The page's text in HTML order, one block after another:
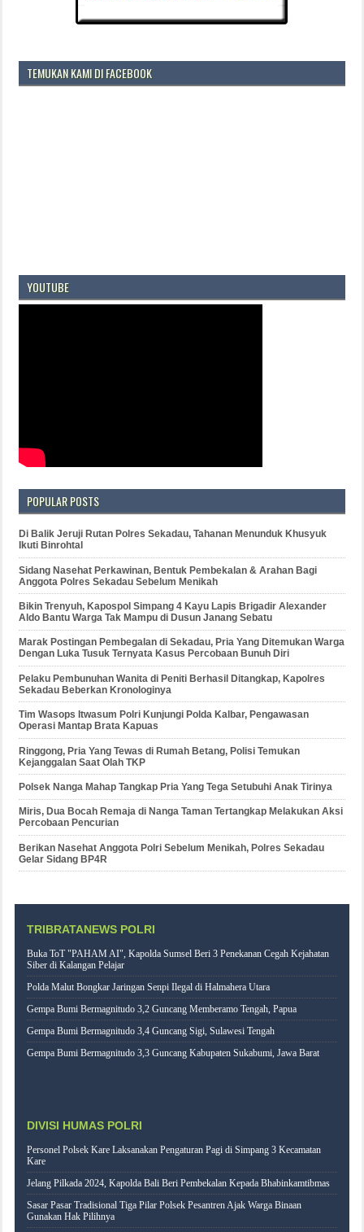
TEMUKAN KAMI DI FACEBOOK
YOUTUBE
POPULAR POSTS
Di Balik Jeruji Rutan Polres Sekadau, Tahanan Menunduk Khusyuk
Ikuti Binrohtal
Sidang Nasehat Perkawinan, Bentuk Pembekalan & Arahan Bagi
Anggota Polres Sekadau Sebelum Menikah
Bikin Trenyuh, Kapospol Simpang 4 Kayu Lapis Brigadir Alexander
Aldo Bantu Warga Tak Mampu di Dusun Janang Sebatu
Marak Postingan Pembegalan di Sekadau, Pria Yang Ditemukan Warga
Dengan Luka Tusuk Ternyata Kasus Percobaan Bunuh Diri
Pelaku Pembunuhan Wanita di Peniti Berhasil Ditangkap, Kapolres
Sekadau Beberkan Kronologinya
Tim Wasops Itwasum Polri Kunjungi Polda Kalbar, Pengawasan
Operasi Mantap Brata Kapuas
Ringgong, Pria Yang Tewas di Rumah Betang, Polisi Temukan
Kejanggalan Saat Olah TKP
Polsek Nanga Mahap Tangkap Pria Yang Tega Setubuhi Anak Tirinya
Miris, Dua Bocah Remaja di Nanga Taman Tertangkap Melakukan Aksi
Percobaan Pencurian
Berikan Nasehat Anggota Polri Sebelum Menikah, Polres Sekadau
Gelar Sidang BP4R
TRIBRATANEWS POLRI
Buka ToT "PAHAM AI", Kapolda Sumsel Beri 3 Penekanan Cegah Kejahatan
Siber di Kalangan Pelajar
Polda Malut Bongkar Jaringan Senpi Ilegal di Halmahera Utara
Gempa Bumi Bermagnitudo 3,2 Guncang Memberamo Tengah, Papua
Gempa Bumi Bermagnitudo 3,4 Guncang Sigi, Sulawesi Tengah
Gempa Bumi Bermagnitudo 3,3 Guncang Kabupaten Sukabumi, Jawa Barat
DIVISI HUMAS POLRI
Personel Polsek Kare Laksanakan Pengaturan Pagi di Simpang 3 Kecamatan
Kare
Jelang Pilkada 2024, Kapolda Bali Beri Pembekalan Kepada Bhabinkamtibmas
Sasar Pasar Tradisional Tiga Pilar Polsek Pesantren Ajak Warga Binaan
Gunakan Hak Pilihnya